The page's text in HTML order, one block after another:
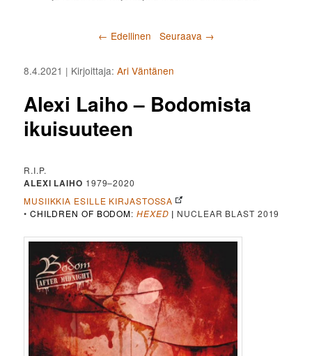
Artikkelien selaus
← Edellinen Seuraava →
Alexi Laiho – Bodomista
ikuisuuteen
8.4.2021 | Kirjoittaja:Ari Väntänen
R.I.P.
ALEXI LAIHO 1979–2020
MUSIIKKIA ESILLE KIRJASTOSSA
• CHILDREN OF BODOM: HEXED | NUCLEAR BLAST 2019